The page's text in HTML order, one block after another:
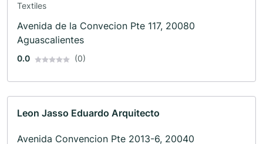
Textiles
Avenida de la Convecion Pte 117, 20080
Aguascalientes
0.0 (0)
Leon Jasso Eduardo Arquitecto
Avenida Convencion Pte 2013-6, 20040